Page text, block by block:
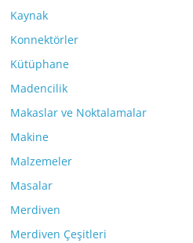
Kaynak
Konnektörler
Kütüphane
Madencilik
Makaslar ve Noktalamalar
Makine
Malzemeler
Masalar
Merdiven
Merdiven Çeşitleri